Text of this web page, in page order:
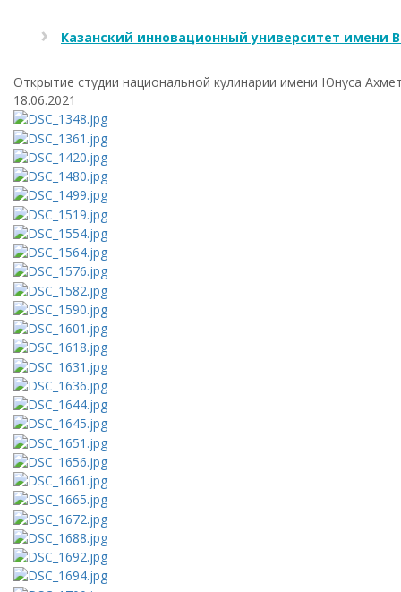
Казанский инновационный университет имени
Открытие студии национальной кулинарии имени Юнуса
18.06.2021